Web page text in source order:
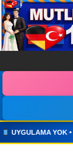
YOK •